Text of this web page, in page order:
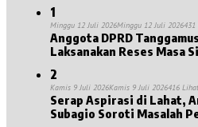
1
Minggu 12 Juli 2026Minggu 12 Juli 2026431
Anggota DPRD Tanggamus Fraksi PKB Nuzul Irsan
Laksanakan
2
Kamis 9 Juli 2026Kamis 9 Juli 2026416 Lihat
Serap Aspirasi di Lahat,
Subagio Soroti Masalah